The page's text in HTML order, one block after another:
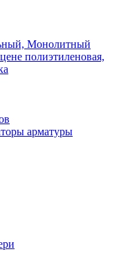
Монолитный
полиэтиленовая,
арматуры